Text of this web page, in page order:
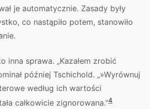
je automatycznie. Zasady były
co nastąpiło potem, stanowiło
inna sprawa. „Kazałem zrobić
później Tschichold. „»Wyrównuj
według ich wartości
całkowicie zignorowana.”4